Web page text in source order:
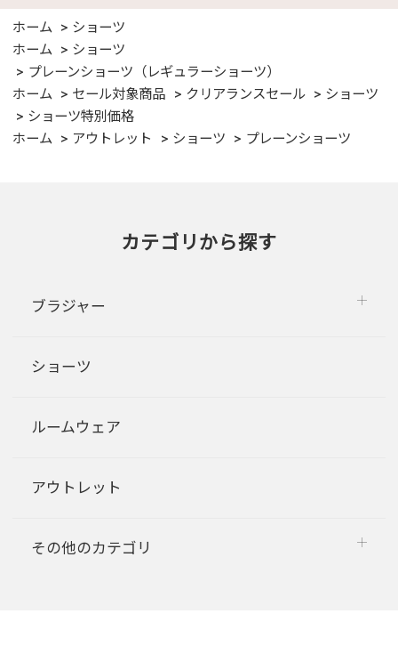
ホーム
ショーツ
ホーム
ショーツ
プレーンショーツ（レギュラーショーツ）
ホーム
セール対象商品 クリアランスセール
ショーツ
ショーツ特別価格
ホーム
アウトレット ショーツ プレーンショーツ
カテゴリから探す
ブラジャー
ショーツ
ルームウェア
アウトレット
その他のカテゴリ